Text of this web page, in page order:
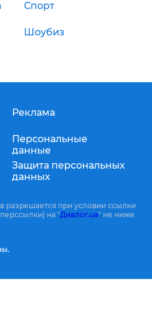
Спорт
Шоубиз
Реклама
Персональные
данные
Защита персональных
данных
разрешается при условии ссылки
на "Диалог.ua" не ниже